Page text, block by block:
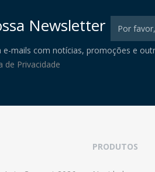
Newsletter
e-mails com notícias, promoções e
de Privacidade
PRODUTOS